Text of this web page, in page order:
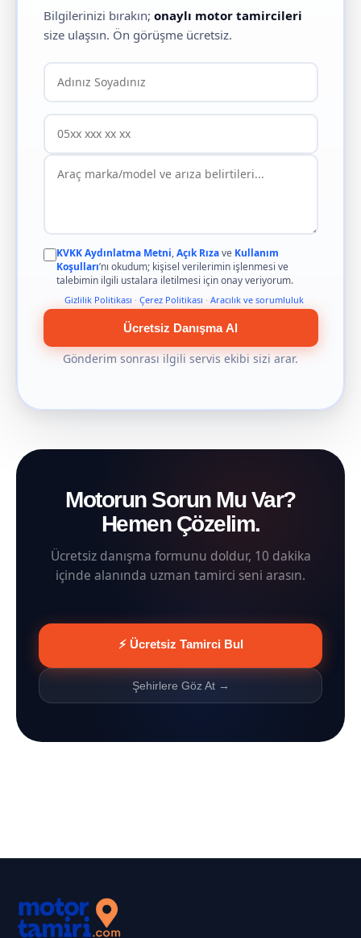
Bilgilerinizi bırakın; onaylı motor tamircileri
size ulaşsın. Ön görüşme ücretsiz.
KVKK Aydınlatma Metni,Açık Rızave Kullanım
Koşulları’nı okudum; kişisel verilerimin işlenmesi ve
talebimin ilgili ustalara iletilmesi için onay veriyorum.
Gizlilik Politikası · Çerez Politikası · Aracılık ve sorumluluk
Ücretsiz Danışma Al
Gönderim sonrası ilgili servis ekibi sizi arar.
Motorun Sorun Mu Var?
Hemen Çözelim.
Ücretsiz danışma formunu doldur, 10 dakika
içinde alanında uzman tamirci seni arasın.
⚡ Ücretsiz Tamirci Bul
Şehirlere Göz At →